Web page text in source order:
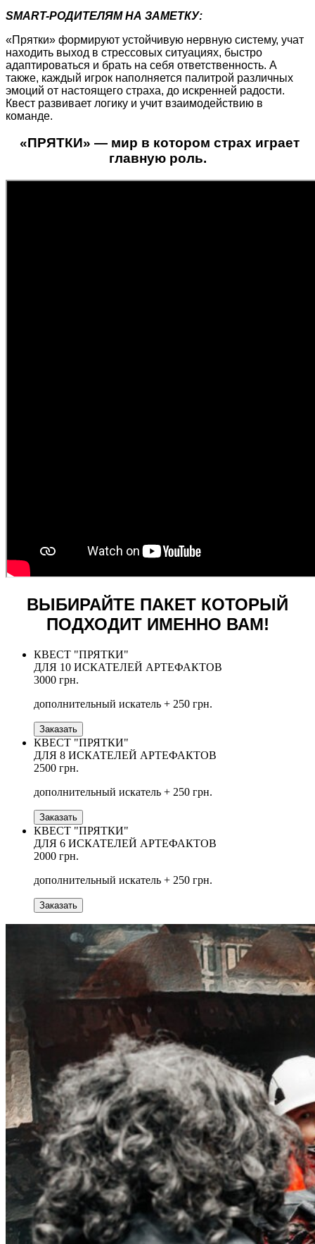
SMART-РОДИТЕЛЯМ НА ЗАМЕТКУ:
«Прятки» формируют устойчивую нервную систему, учат
находить выход в стрессовых ситуациях, быстро
адаптироваться и брать на себя ответственность. А
также, каждый игрок наполняется палитрой различных
эмоций от настоящего страха, до искренней радости.
Квест развивает логику и учит взаимодействию в
команде.
«ПРЯТКИ» — мир в котором страх играет
главную роль.
ВЫБИРАЙТЕ ПАКЕТ КОТОРЫЙ
ПОДХОДИТ ИМЕННО ВАМ!
КВЕСТ "ПРЯТКИ"
ДЛЯ 10 ИСКАТЕЛЕЙ АРТЕФАКТОВ
3000 грн.
дополнительный искатель + 250 грн.
Заказать
КВЕСТ "ПРЯТКИ"
ДЛЯ 8 ИСКАТЕЛЕЙ АРТЕФАКТОВ
2500 грн.
дополнительный искатель + 250 грн.
Заказать
КВЕСТ "ПРЯТКИ"
ДЛЯ 6 ИСКАТЕЛЕЙ АРТЕФАКТОВ
2000 грн.
дополнительный искатель + 250 грн.
Заказать